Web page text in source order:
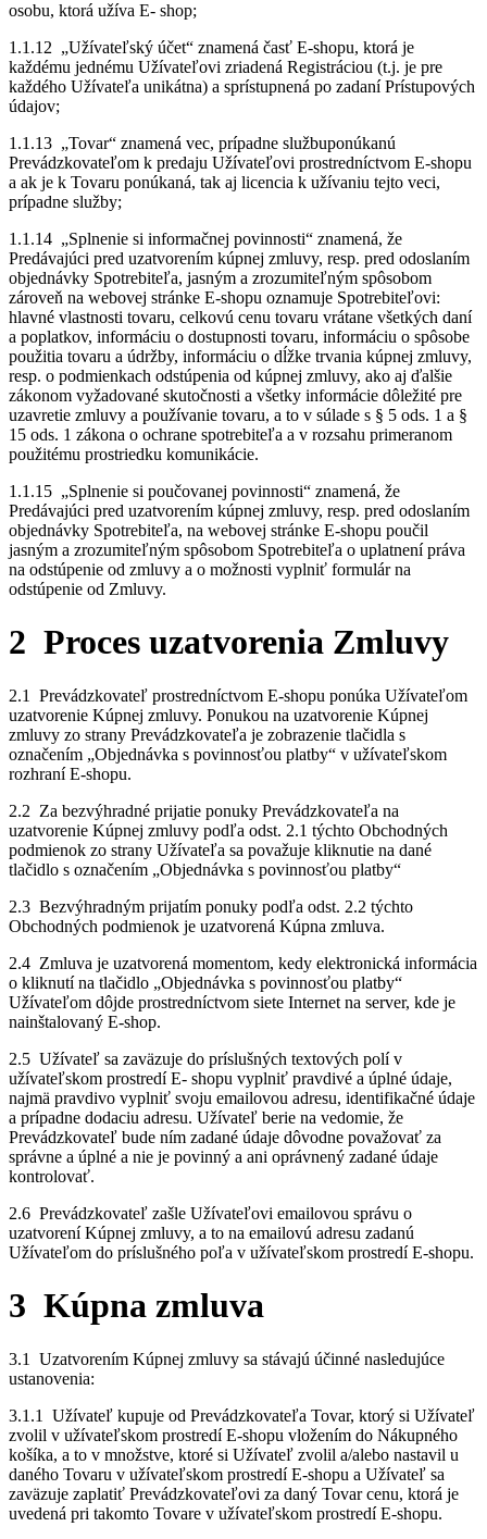
osobu, ktorá užíva E- shop;
1.1.12 „Užívateľský účet“ znamená časť E-shopu, ktorá je
každému jednému Užívateľovi zriadená Registráciou (t.j. je pre
každého Užívateľa unikátna) a sprístupnená po zadaní Prístupových
údajov;
1.1.13 „Tovar“ znamená vec, prípadne službuponúkanú
Prevádzkovateľom k predaju Užívateľovi prostredníctvom E-shopu
a ak je k Tovaru ponúkaná, tak aj licencia k užívaniu tejto veci,
prípadne služby;
1.1.14 „Splnenie si informačnej povinnosti“ znamená, že
Predávajúci pred uzatvorením kúpnej zmluvy, resp. pred odoslaním
objednávky Spotrebiteľa, jasným a zrozumiteľným spôsobom
zároveň na webovej stránke E-shopu oznamuje Spotrebiteľovi:
hlavné vlastnosti tovaru, celkovú cenu tovaru vrátane všetkých daní
a poplatkov, informáciu o dostupnosti tovaru, informáciu o spôsobe
použitia tovaru a údržby, informáciu o dĺžke trvania kúpnej zmluvy,
resp. o podmienkach odstúpenia od kúpnej zmluvy, ako aj ďalšie
zákonom vyžadované skutočnosti a všetky informácie dôležité pre
uzavretie zmluvy a používanie tovaru, a to v súlade s § 5 ods. 1 a §
15 ods. 1 zákona o ochrane spotrebiteľa a v rozsahu primeranom
použitému prostriedku komunikácie.
1.1.15 „Splnenie si poučovanej povinnosti“ znamená, že
Predávajúci pred uzatvorením kúpnej zmluvy, resp. pred odoslaním
objednávky Spotrebiteľa, na webovej stránke E-shopu poučil
jasným a zrozumiteľným spôsobom Spotrebiteľa o uplatnení práva
na odstúpenie od zmluvy a o možnosti vyplniť formulár na
odstúpenie od Zmluvy.
2 Proces uzatvorenia Zmluvy
2.1 Prevádzkovateľ prostredníctvom E-shopu ponúka Užívateľom
uzatvorenie Kúpnej zmluvy. Ponukou na uzatvorenie Kúpnej
zmluvy zo strany Prevádzkovateľa je zobrazenie tlačidla s
označením „Objednávka s povinnosťou platby“ v užívateľskom
rozhraní E-shopu.
2.2 Za bezvýhradné prijatie ponuky Prevádzkovateľa na
uzatvorenie Kúpnej zmluvy podľa odst. 2.1 týchto Obchodných
podmienok zo strany Užívateľa sa považuje kliknutie na dané
tlačidlo s označením „Objednávka s povinnosťou platby“
2.3 Bezvýhradným prijatím ponuky podľa odst. 2.2 týchto
Obchodných podmienok je uzatvorená Kúpna zmluva.
2.4 Zmluva je uzatvorená momentom, kedy elektronická informácia
o kliknutí na tlačidlo „Objednávka s povinnosťou platby“
Užívateľom dôjde prostredníctvom siete Internet na server, kde je
nainštalovaný E-shop.
2.5 Užívateľ sa zaväzuje do príslušných textových polí v
užívateľskom prostredí E- shopu vyplniť pravdivé a úplné údaje,
najmä pravdivo vyplniť svoju emailovou adresu, identifikačné údaje
a prípadne dodaciu adresu. Užívateľ berie na vedomie, že
Prevádzkovateľ bude ním zadané údaje dôvodne považovať za
správne a úplné a nie je povinný a ani oprávnený zadané údaje
kontrolovať.
2.6 Prevádzkovateľ zašle Užívateľovi emailovou správu o
uzatvorení Kúpnej zmluvy, a to na emailovú adresu zadanú
Užívateľom do príslušného poľa v užívateľskom prostredí E-shopu.
3 Kúpna zmluva
3.1 Uzatvorením Kúpnej zmluvy sa stávajú účinné nasledujúce
ustanovenia:
3.1.1 Užívateľ kupuje od Prevádzkovateľa Tovar, ktorý si Užívateľ
zvolil v užívateľskom prostredí E-shopu vložením do Nákupného
košíka, a to v množstve, ktoré si Užívateľ zvolil a/alebo nastavil u
daného Tovaru v užívateľskom prostredí E-shopu a Užívateľ sa
zaväzuje zaplatiť Prevádzkovateľovi za daný Tovar cenu, ktorá je
uvedená pri takomto Tovare v užívateľskom prostredí E-shopu.